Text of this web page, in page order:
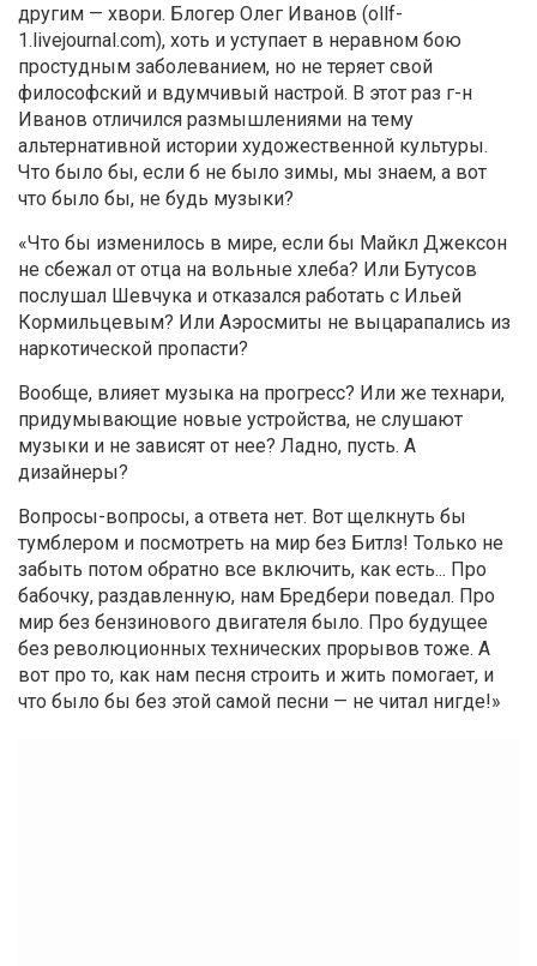
другим — хвори. Блогер Олег Иванов (ollf-
1.livejournal.com), хоть и уступает в неравном бою
простудным заболеванием, но не теряет свой
философский и вдумчивый настрой. В этот раз г-н
Иванов отличился размышлениями на тему
альтернативной истории художественной культуры.
Что было бы, если б не было зимы, мы знаем, а вот
что было бы, не будь музыки?
«Что бы изменилось в мире, если бы Майкл Джексон
не сбежал от отца на вольные хлеба? Или Бутусов
послушал Шевчука и отказался работать с Ильей
Кормильцевым? Или Аэросмиты не выцарапались из
наркотической пропасти?
Вообще, влияет музыка на прогресс? Или же технари,
придумывающие новые устройства, не слушают
музыки и не зависят от нее? Ладно, пусть. А
дизайнеры?
Вопросы-вопросы, а ответа нет. Вот щелкнуть бы
тумблером и посмотреть на мир без Битлз! Только не
забыть потом обратно все включить, как есть... Про
бабочку, раздавленную, нам Бредбери поведал. Про
мир без бензинового двигателя было. Про будущее
без революционных технических прорывов тоже. А
вот про то, как нам песня строить и жить помогает, и
что было бы без этой самой песни — не читал нигде!»